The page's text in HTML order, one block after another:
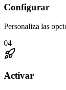
Configurar
Personaliza las
04
Activar